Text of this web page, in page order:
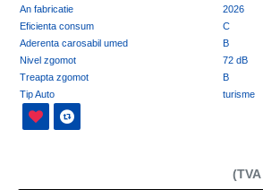
An fabricatie
2026
Eficienta consum
C
Aderenta carosabil umed
B
Nivel zgomot
72 dB
Treapta zgomot
B
Tip Auto
turisme